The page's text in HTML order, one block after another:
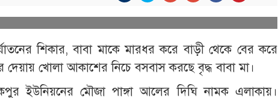
শিকার, বাবা মাকে মারধর করে বাড়ী থেকে বের করে
দেয়ায় খোলা আকাশের নিচে বসবাস করছে বৃদ্ধ বাবা মা।
ইউনিয়নের মৌজা পাঙ্গা আলের দিঘি নামক এলাকায়।